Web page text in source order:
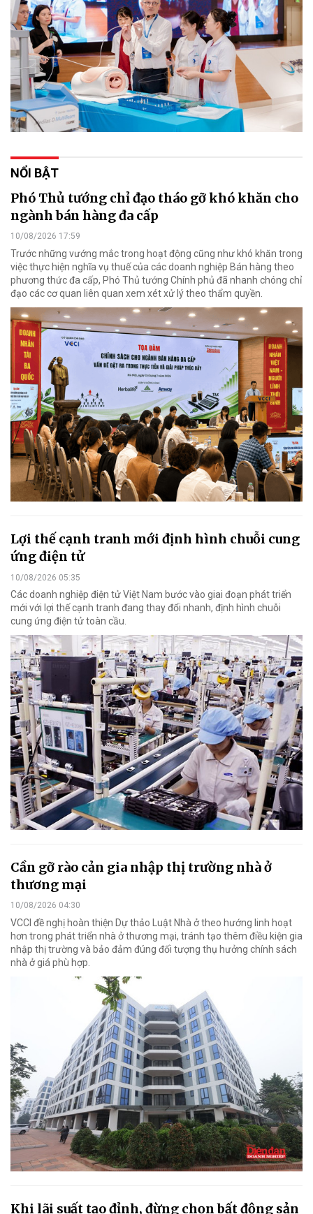
NỔI BẬT
Phó Thủ tướng chỉ đạo tháo gỡ khó khăn cho
ngành bán hàng đa cấp
10/08/2026 17:59
Trước những vướng mắc trong hoạt động cũng như khó khăn trong
việc thực hiện nghĩa vụ thuế của các doanh nghiệp Bán hàng theo
phương thức đa cấp, Phó Thủ tướng Chính phủ đã nhanh chóng chỉ
đạo các cơ quan liên quan xem xét xử lý theo thẩm quyền.
Lợi thế cạnh tranh mới định hình chuỗi cung
ứng điện tử
10/08/2026 05:35
Các doanh nghiệp điện tử Việt Nam bước vào giai đoạn phát triển
mới với lợi thế cạnh tranh đang thay đổi nhanh, định hình chuỗi
cung ứng điện tử toàn cầu.
Cần gỡ rào cản gia nhập thị trường nhà ở
thương mại
10/08/2026 04:30
VCCI đề nghị hoàn thiện Dự thảo Luật Nhà ở theo hướng linh hoạt
hơn trong phát triển nhà ở thương mại, tránh tạo thêm điều kiện gia
nhập thị trường và bảo đảm đúng đối tượng thụ hưởng chính sách
nhà ở giá phù hợp.
Khi lãi suất tạo đỉnh, đừng chọn bất động sản